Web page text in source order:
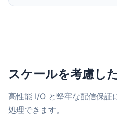
スケールを考慮し
高性能 I/O と堅牢な配信保証
処理できます。